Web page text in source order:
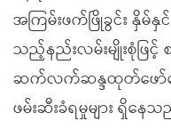
အကြမ်းဖက်ဖြိုခွင်း နှိမ်
သည့်နည်းလမ်းမျိုးစုံဖြင့်
ဆက်လက်ဆန္ဒထုတ်ဖော်နေ
ဖမ်းဆီးခံရမှုများ ရှိနေသ